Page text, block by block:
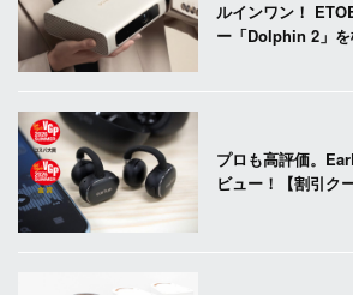
ルインワン！
ー「Dolphin 2」
プロも高評価。
ビュー！【割引ク